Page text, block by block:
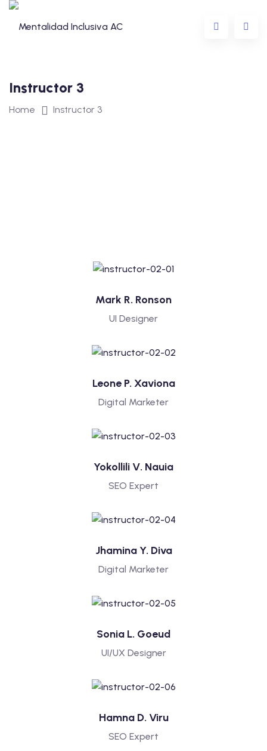
Instructor 3
Home Instructor 3
Mark R. Ronson
UI Designer
Leone P. Xaviona
Digital Marketer
Yokollili V. Nauia
SEO Expert
Jhamina Y. Diva
Digital Marketer
Sonia L. Goeud
UI/UX Designer
Hamna D. Viru
SEO Expert